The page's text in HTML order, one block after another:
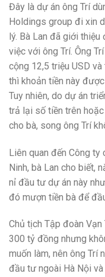
Đây là dự án ông Trí
Holdings group đi xin
lý. Bà Lan đã giới
việc với ông Trí. Ông
cộng 12,5 triệu USD
thì khoản tiền này
Tuy nhiên, do dự án
trả lại số tiền trên hoặc
cho bà, song ông Trí
Liên quan đến Công
Ninh, bà Lan cho biết,
nỉ đầu tư dự án này
đó mượn tiền bà để
Chủ tịch Tập đoàn Vạn
300 tỷ đồng nhưng
muốn làm, nên ông Trí
đầu tư ngoài Hà Nội